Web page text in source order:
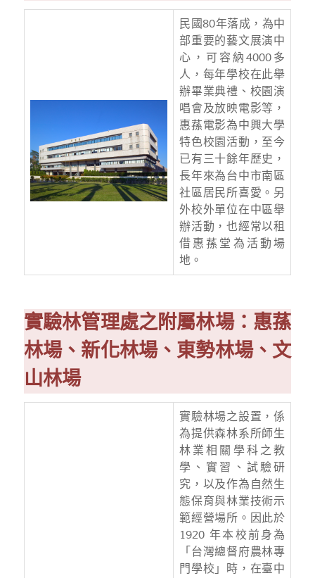
民國80年落成，為中
部重要的藝文展演中
心，可容納4000多
人，每年學校在此舉
辦畢業典禮、校園演
唱會及放映電影等，
惠蓀電影為中興大學
特色校園活動，至今
已有三十餘年歷史，
長年來為台中市南區
社區居民所喜愛。另
外校外單位在中區舉
辦活動，也經常以租
借惠蓀堂為活動場
地。
實驗林管理處之附屬林場：惠蓀
林場、新化林場、東勢林場、文
山林場
實驗林場之設置，係
為提供森林系所師生
林業相關學科之教
學、實習、試驗研
究，以及作為自然生
態保育與林業技術示
範經營場所。因此於
1920 年本校前身為
「台灣總督府農林專
門學校」時，在臺中